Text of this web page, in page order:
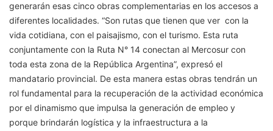
generarán esas cinco obras complementarias en los accesos a
diferentes localidades. “Son rutas que tienen que ver con la
vida cotidiana, con el paisajismo, con el turismo. Esta ruta
conjuntamente con la Ruta N° 14 conectan al Mercosur con
toda esta zona de la República Argentina”, expresó el
mandatario provincial. De esta manera estas obras tendrán un
rol fundamental para la recuperación de la actividad económica
por el dinamismo que impulsa la generación de empleo y
porque brindarán logística y la infraestructura a la